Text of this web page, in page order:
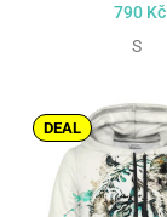
790 Kč
S
DEAL